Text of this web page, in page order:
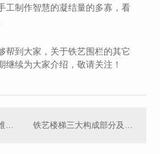
工制作智慧的凝结量的多寡，看
帮到大家，关于铁艺围栏的其它
继续为大家介绍，敬请关注！